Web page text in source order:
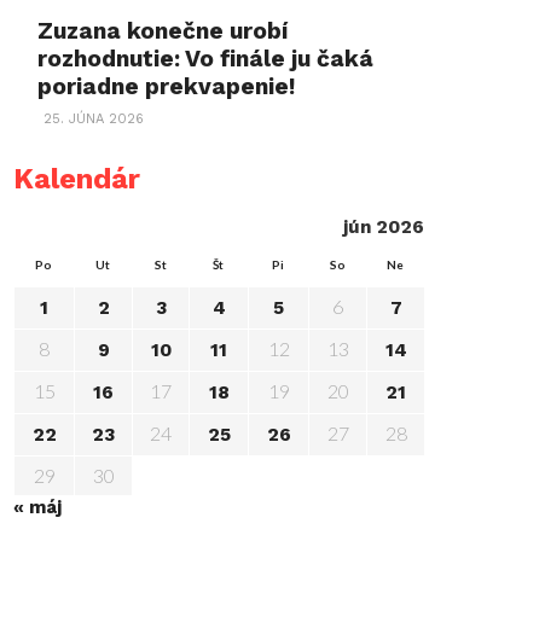
Zuzana konečne urobí
rozhodnutie: Vo finále ju čaká
poriadne prekvapenie!
25. JÚNA 2026
Kalendár
jún 2026
Po Ut St Št Pi So Ne
1 2 3 4 5 6 7
8 9 10 11 12 13 14
15 16 17 18 19 20
21
22
23 24 25 26 27
28
29
30
« máj